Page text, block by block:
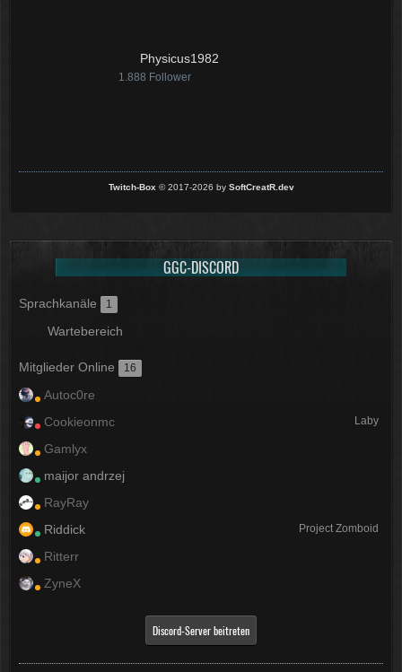
Physicus1982
1.888 Follower
Twitch-Box © 2017-2026 by SoftCreatR.dev
GGC-DISCORD
Sprachkanäle 1
Wartebereich
Mitglieder Online 16
Autoc0re
Cookieonmc
Laby
Gamlyx
maijor andrzej
RayRay
Riddick
Project Zomboid
Ritterr
ZyneX
Discord-Server beitreten